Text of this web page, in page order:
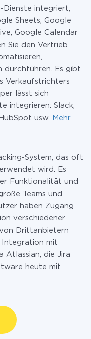
Dienste integriert,
Sheets, Google
Google Calendar
Sie den Vertrieb
durchführen. Es gibt
Verkaufstrichters
lässt sich
integrieren: Slack,
usw.
Mehr
System, das oft
wird. Es
Funktionalität und
Teams und
haben Zugang
verschiedener
Drittanbietern
Integration mit
Atlassian, die Jira
heute mit